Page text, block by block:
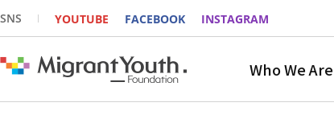
SNS YOUTUBE FACEBOOK INSTAGRAM
Who We Are